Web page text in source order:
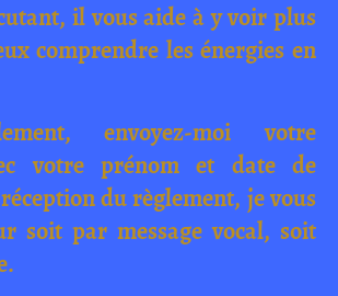
il vous aide à y voir plus
comprendre les énergies en
envoyez-moi votre
votre prénom et date de
du règlement, je vous
soit par message vocal, soit